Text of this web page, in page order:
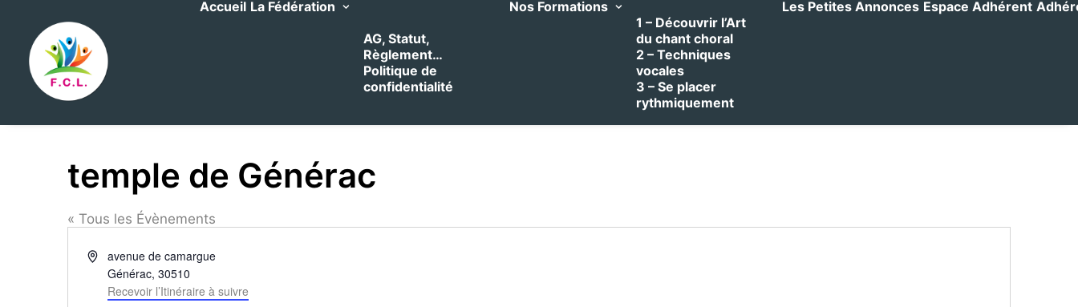
Accueil La Fédération
AG, Statut,
Règlement…
Politique de
confidentialité
Nos Formations
1 – Découvrir l’Art
du chant choral
2 – Techniques
vocales
3 – Se placer
rythmiquement
Les Petites Annonces Espace Adhérent
temple de Générac
« Tous les Évènements
Adresseavenue de camargue
Générac, 30510
Recevoir l’Itinéraire à suivre